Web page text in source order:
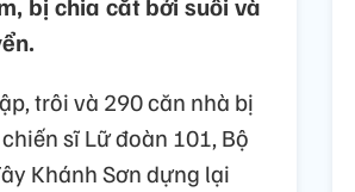
trôi và 290 căn nhà bị
sĩ Lữ đoàn 101, Bộ
Khánh Sơn dựng lại